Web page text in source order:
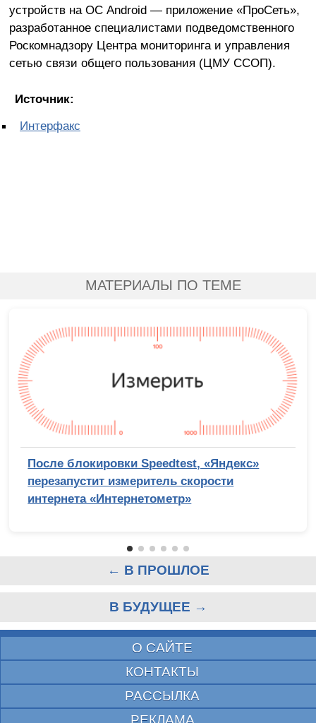
устройств на ОС Android — приложение «ПроСеть»,
разработанное специалистами подведомственного
Роскомнадзору Центра мониторинга и управления
сетью связи общего пользования (ЦМУ ССОП).
Источник:
Интерфакс
МАТЕРИАЛЫ ПО ТЕМЕ
После блокировки Speedtest, «Яндекс»
перезапустит измеритель скорости
интернета «Интернетометр»
← В ПРОШЛОЕ
В БУДУЩЕЕ →
О САЙТЕ
КОНТАКТЫ
РАССЫЛКА
РЕКЛАМА